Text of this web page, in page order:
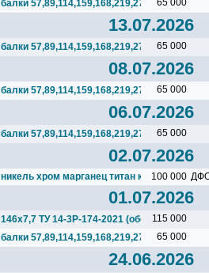
65 000
13.07.2026
65 000
08.07.2026
65 000
06.07.2026
65 000
02.07.2026
хром марганец титан кремний чугун
100 000
01.07.2026
ТУ 14-3Р-174-2021 (обсадная),
115 000
65 000
24.06.2026